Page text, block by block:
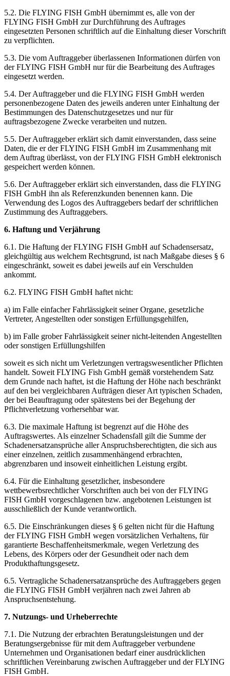
5.2. Die FLYING FISH GmbH übernimmt es, alle von der
FLYING FISH GmbH zur Durchführung des Auftrages
eingesetzten Personen schriftlich auf die Einhaltung dieser Vorschrift
zu verpflichten.
5.3. Die vom Auftraggeber überlassenen Informationen dürfen von
der FLYING FISH GmbH nur für die Bearbeitung des Auftrages
eingesetzt werden.
5.4. Der Auftraggeber und die FLYING FISH GmbH werden
personenbezogene Daten des jeweils anderen unter Einhaltung der
Bestimmungen des Datenschutzgesetzes und nur für
auftragsbezogene Zwecke verarbeiten und nutzen.
5.5. Der Auftraggeber erklärt sich damit einverstanden, dass seine
Daten, die er der FLYING FISH GmbH im Zusammenhang mit
dem Auftrag überlässt, von der FLYING FISH GmbH elektronisch
gespeichert werden können.
5.6. Der Auftraggeber erklärt sich einverstanden, dass die FLYING
FISH GmbH ihn als Referenzkunden benennen kann. Die
Verwendung des Logos des Auftraggebers bedarf der schriftlichen
Zustimmung des Auftraggebers.
6. Haftung und Verjährung
6.1. Die Haftung der FLYING FISH GmbH auf Schadensersatz,
gleichgültig aus welchem Rechtsgrund, ist nach Maßgabe dieses § 6
eingeschränkt, soweit es dabei jeweils auf ein Verschulden
ankommt.
6.2. FLYING FISH GmbH haftet nicht:
a) im Falle einfacher Fahrlässigkeit seiner Organe, gesetzliche
Vertreter, Angestellten oder sonstigen Erfüllungsgehilfen,
b) im Falle grober Fahrlässigkeit seiner nicht-leitenden Angestellten
oder sonstigen Erfüllungshilfen
soweit es sich nicht um Verletzungen vertragswesentlicher Pflichten
handelt. Soweit FLYING Fish GmbH gemäß vorstehendem Satz
dem Grunde nach haftet, ist die Haftung der Höhe nach beschränkt
auf den bei vergleichbaren Aufträgen dieser Art typischen Schaden,
der bei Beauftragung oder spätestens bei der Begehung der
Pflichtverletzung vorhersehbar war.
6.3. Die maximale Haftung ist begrenzt auf die Höhe des
Auftragswertes. Als einzelner Schadensfall gilt die Summe der
Schadenersatzansprüche aller Anspruchsberechtigten, die sich aus
einer einzelnen, zeitlich zusammenhängend erbrachten,
abgrenzbaren und insoweit einheitlichen Leistung ergibt.
6.4. Für die Einhaltung gesetzlicher, insbesondere
wettbewerbsrechtlicher Vorschriften auch bei von der FLYING
FISH GmbH vorgeschlagenen bzw. angebotenen Leistungen ist
ausschließlich der Kunde verantwortlich.
6.5. Die Einschränkungen dieses § 6 gelten nicht für die Haftung
der FLYING FISH GmbH wegen vorsätzlichen Verhaltens, für
garantierte Beschaffenheitsmerkmale, wegen Verletzung des
Lebens, des Körpers oder der Gesundheit oder nach dem
Produkthaftungsgesetz.
6.5. Vertragliche Schadenersatzansprüche des Auftraggebers gegen
die FLYING FISH GmbH verjähren nach zwei Jahren ab
Anspruchsentstehung.
7. Nutzungs- und Urheberrechte
7.1. Die Nutzung der erbrachten Beratungsleistungen und der
Beratungsergebnisse für mit dem Auftraggeber verbundene
Unternehmen und Organisationen bedarf einer ausdrücklichen
schriftlichen Vereinbarung zwischen Auftraggeber und der FLYING
FISH GmbH.